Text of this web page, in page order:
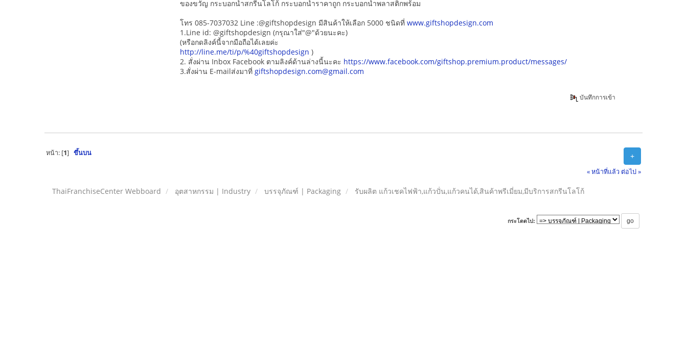
ของขวัญ กระบอกน้ำสกรีนโลโก้ กระบอกน้ำราคาถูก กระบอกน้ำพลาสติกพร้อม
โทร 085-7037032 Line :@giftshopdesign มีสินค้าให้เลือก 5000 ชนิดที่ www.giftshopdesign.com
1.Line id: @giftshopdesign (กรุณาใส่"@"ด้วยนะคะ)
(หรือกดลิงค์นี้จากมือถือได้เลยค่ะ
http://line.me/ti/p/%40giftshopdesign )
2. สั่งผ่าน Inbox Facebook ตามลิงค์ด้านล่างนี้นะคะ https://www.facebook.com/giftshop.premium.product/messages/
3.สั่งผ่าน E-mailส่งมาที่ giftshopdesign.com@gmail.com
บันทึกการเข้า
+
หน้า: [1] ขึ้นบน
« หน้าที่แล้ว ต่อไป »
ThaiFranchiseCenter Webboard อุตสาหกรรม | Industry บรรจุภัณฑ์ | Packaging รับผลิต แก้วเชคไฟฟ้า,แก้วปั่น,แก้วคนได้,สินค้าพรีเมี่ยม,มีบริการสกรีนโลโก้
กระโดดไป: